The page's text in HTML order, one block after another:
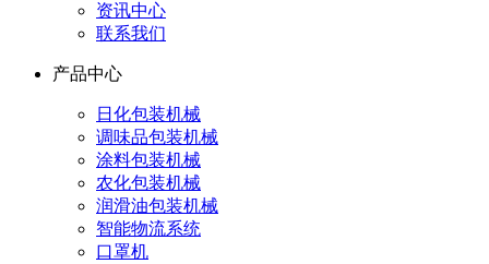
资讯中心
联系我们
产品中心
日化包装机械
调味品包装机械
涂料包装机械
农化包装机械
润滑油包装机械
智能物流系统
口罩机